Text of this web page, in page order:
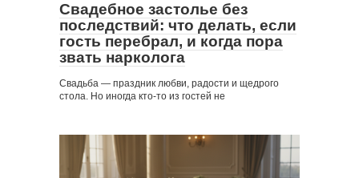
Свадебное застолье без
последствий: что делать, если
гость перебрал, и когда пора
звать нарколога
Свадьба — праздник любви, радости и щедрого
стола. Но иногда кто-то из гостей не